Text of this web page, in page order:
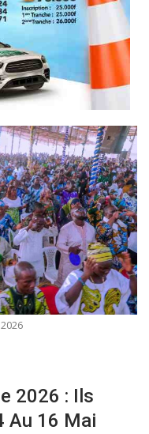
2026 : Ils
Au 16 Mai